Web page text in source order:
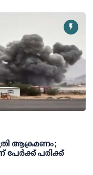
ആക്രമണം;
പേര്‍ക്ക് പരിക്ക്